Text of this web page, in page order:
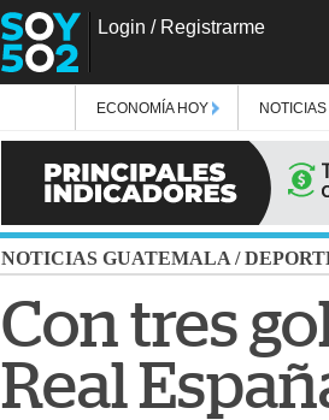
Login / Registrarme
ECONOMÍA HOY NOTICIAS
NOTICIAS GUATEMALA /
Con tres
Real